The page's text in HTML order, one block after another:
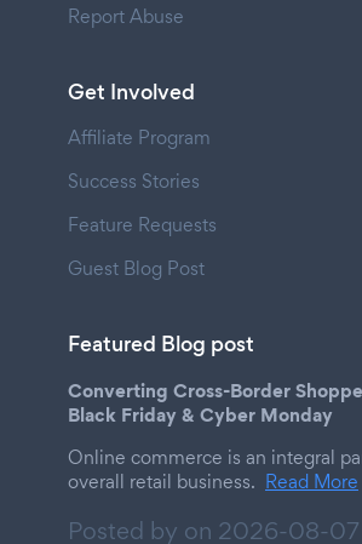
Report Abuse
Get Involved
Affiliate Program
Success Stories
Feature Requests
Guest Blog Post
Featured Blog post
Converting Cross-Border
Black Friday & Cyber Monday
Online commerce is an integral
overall retail business. Read More
Posted by on 2026-08-07